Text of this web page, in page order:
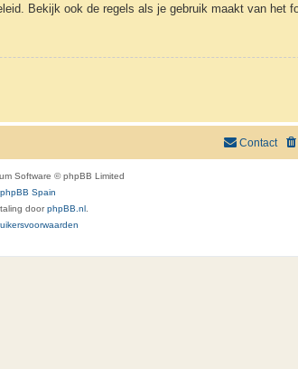
Bekijk ook de regels als je gebruik maakt van het
Contact
Software © phpBB Limited
phpBB Spain
doorphpBB.nl .